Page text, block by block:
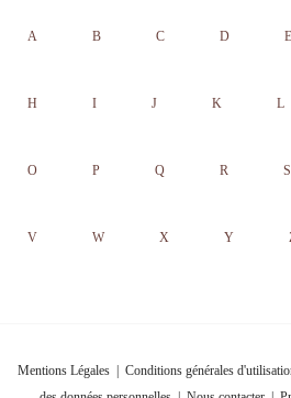
A B C D E
H I J K L
O P Q R S
V W X Y
Mentions Légales Conditions générales